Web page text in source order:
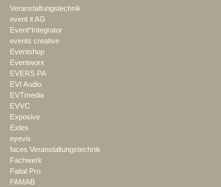
Veranstaltungstechnik
event it AG
Event*Integrator
events creative
Eventshop
Eventworx
EVERS PA
EVI Audio
EVTmedia
EVVC
Exposive
Extes
eyevis
faces Veranstaltungstechnik
Fachwerk
Faital Pro
FAMAB